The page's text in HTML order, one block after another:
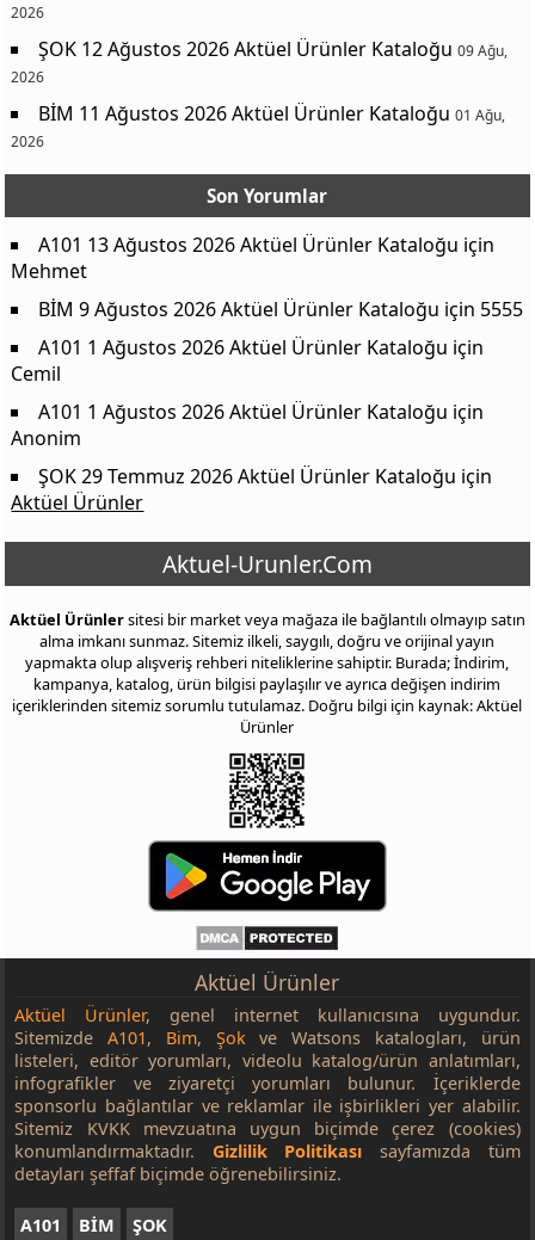
2026
ŞOK 12 Ağustos 2026 Aktüel Ürünler Kataloğu 09 Ağu,
2026
BİM 11 Ağustos 2026 Aktüel Ürünler Kataloğu 01 Ağu,
2026
Son Yorumlar
A101 13 Ağustos 2026 Aktüel Ürünler Kataloğu için
Mehmet
BİM 9 Ağustos 2026 Aktüel Ürünler Kataloğu için 5555
A101 1 Ağustos 2026 Aktüel Ürünler Kataloğu için
Cemil
A101 1 Ağustos 2026 Aktüel Ürünler Kataloğu için
Anonim
ŞOK 29 Temmuz 2026 Aktüel Ürünler Kataloğu için
Aktüel Ürünler
Aktuel-Urunler.Com
Aktüel Ürünlersitesi bir market veya mağaza ile bağlantılı olmayıp satın
alma imkanı sunmaz. Sitemiz ilkeli, saygılı, doğru ve orijinal yayın
yapmakta olup alışveriş rehberi niteliklerine sahiptir. Burada; İndirim,
kampanya, katalog, ürün bilgisi paylaşılır ve ayrıca değişen indirim
içeriklerinden sitemiz sorumlu tutulamaz. Doğru bilgi için kaynak: Aktüel
Ürünler
Aktüel Ürünler
Aktüel Ürünler, genel internet kullanıcısına uygundur.
SitemizdeA101, Bim, Şokve Watsons katalogları, ürün
listeleri, editör yorumları, videolu katalog/ürün anlatımları,
infografikler ve ziyaretçi yorumları bulunur. İçeriklerde
sponsorlu bağlantılar ve reklamlar ile işbirlikleri yer alabilir.
Sitemiz KVKK mevzuatına uygun biçimde çerez (cookies)
konumlandırmaktadır. Gizlilik Politikası sayfamızda tüm
detayları şeffaf biçimde öğrenebilirsiniz.
A101 BİM ŞOK